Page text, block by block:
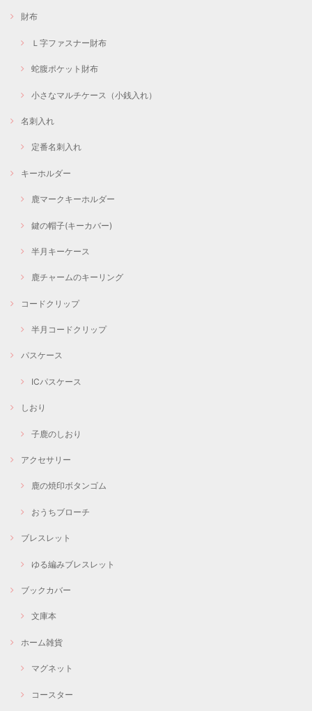
財布
Ｌ字ファスナー財布
蛇腹ポケット財布
小さなマルチケース（小銭入れ）
名刺入れ
定番名刺入れ
キーホルダー
鹿マークキーホルダー
鍵の帽子(キーカバー)
半月キーケース
鹿チャームのキーリング
コードクリップ
半月コードクリップ
パスケース
ICパスケース
しおり
子鹿のしおり
アクセサリー
鹿の焼印ボタンゴム
おうちブローチ
ブレスレット
ゆる編みブレスレット
ブックカバー
文庫本
ホーム雑貨
マグネット
コースター